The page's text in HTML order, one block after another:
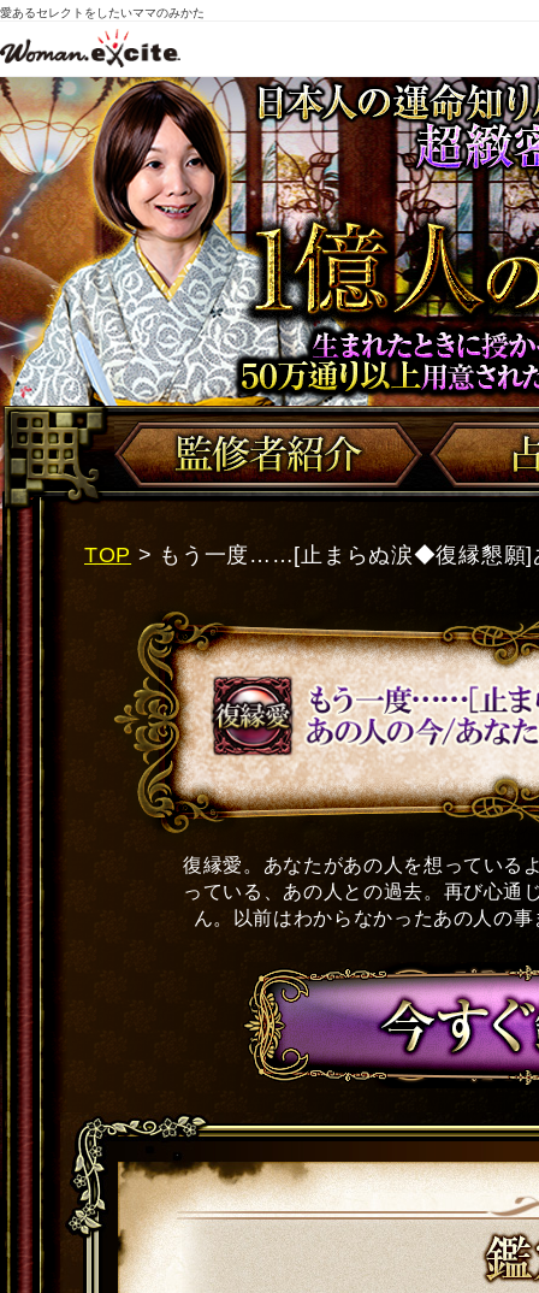
愛あるセレクトをしたいママのみかた
TOP > もう一度……[止まらぬ涙◆復縁懇願]
復縁愛。あなたがあの人を想ってい
っている、あの人との過去。再び心通
ん。以前はわからなかったあの人の